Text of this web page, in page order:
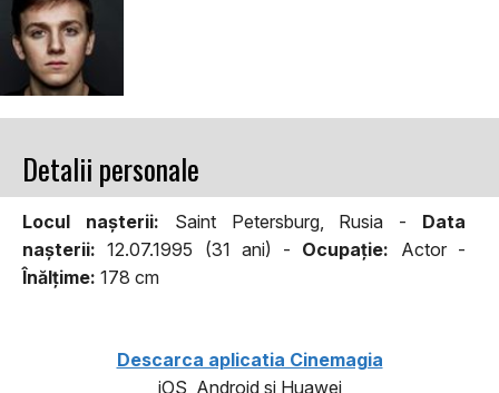
Detalii personale
Locul naşterii: Saint Petersburg, Rusia - Data
naşterii: 12.07.1995 (31 ani) - Ocupaţie: Actor -
Înălţime: 178 cm
Descarca aplicatia Cinemagia
iOS, Android si Huawei